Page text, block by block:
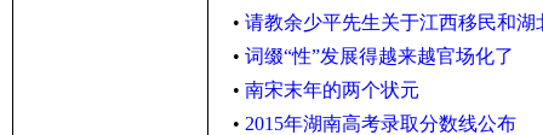
• 请教余少平先生关于江西移民和湖
• 词缀“性”发展得越来越官场化了
• 南宋末年的两个状元
• 2015年湖南高考录取分数线公布